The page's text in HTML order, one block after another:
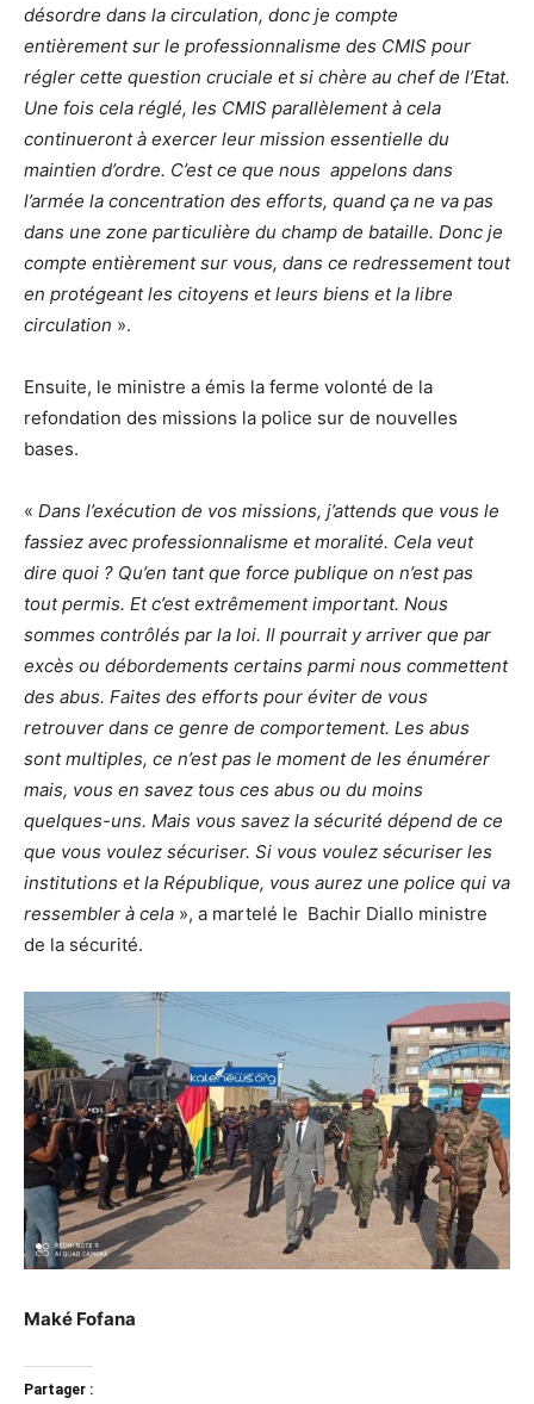
désordre dans la circulation, donc je compte
entièrement sur le professionnalisme des CMIS pour
régler cette question cruciale et si chère au chef de l’Etat.
Une fois cela réglé, les CMIS parallèlement à cela
continueront à exercer leur mission essentielle du
maintien d’ordre. C’est ce que nous appelons dans
l’armée la concentration des efforts, quand ça ne va pas
dans une zone particulière du champ de bataille. Donc je
compte entièrement sur vous, dans ce redressement tout
en protégeant les citoyens et leurs biens et la libre
circulation ».
Ensuite, le ministre a émis la ferme volonté de la
refondation des missions la police sur de nouvelles
bases.
« Dans l’exécution de vos missions, j’attends que vous le
fassiez avec professionnalisme et moralité. Cela veut
dire quoi ? Qu’en tant que force publique on n’est pas
tout permis. Et c’est extrêmement important. Nous
sommes contrôlés par la loi. Il pourrait y arriver que par
excès ou débordements certains parmi nous commettent
des abus. Faites des efforts pour éviter de vous
retrouver dans ce genre de comportement. Les abus
sont multiples, ce n’est pas le moment de les énumérer
mais, vous en savez tous ces abus ou du moins
quelques-uns. Mais vous savez la sécurité dépend de ce
que vous voulez sécuriser. Si vous voulez sécuriser les
institutions et la République, vous aurez une police qui va
ressembler à cela », a martelé le Bachir Diallo ministre
de la sécurité.
Maké Fofana
Partager :